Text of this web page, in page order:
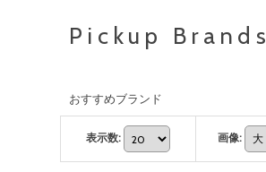
Pickup Brands
おすすめブランド
表示数: 画像: